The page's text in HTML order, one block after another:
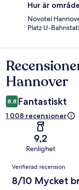
Hur är
Novotel
Platz U-
Recensioner
Hannover
8,8 Fantastiskt
1 008 recensioner
9,2
Renlighet
Recensioner
Verifierad recension
8/10 Mycket